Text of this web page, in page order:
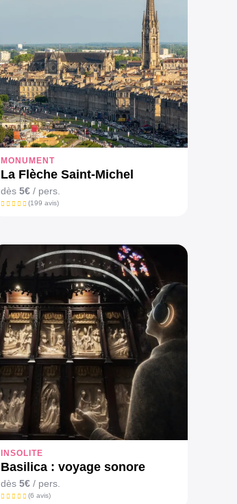
MONUMENT
La Flèche Saint-Michel
dès 5€ / pers.
(199 avis)
INSOLITE
Basilica : voyage sonore
dès 5€ / pers.
(6 avis)